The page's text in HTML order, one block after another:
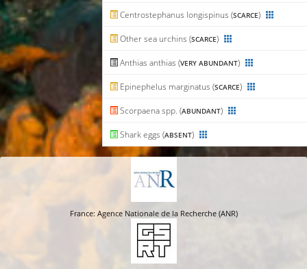
Centrostephanus longispinus (SCARCE)
Other sea urchins (SCARCE)
Anthias anthias (VERY ABUNDANT)
Epinephelus marginatus (SCARCE)
Scorpaena spp. (ABUNDANT)
Shark eggs (ABSENT)
France: Agence Nationale de la Recherche (ANR)